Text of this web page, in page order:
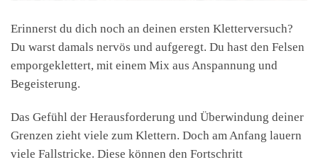
Erinnerst du dich noch an deinen ersten Kletterversuch?
Du warst damals nervös und aufgeregt. Du hast den Felsen
emporgeklettert, mit einem Mix aus Anspannung und
Begeisterung.
Das Gefühl der Herausforderung und Überwindung deiner
Grenzen zieht viele zum Klettern. Doch am Anfang lauern
viele Fallstricke. Diese können den Fortschritt